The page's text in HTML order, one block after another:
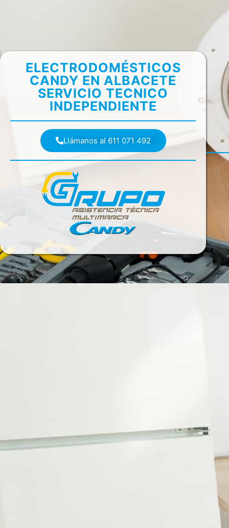
ELECTRODOMÉSTICOS
CANDY EN ALBACETE
SERVICIO TECNICO
INDEPENDIENTE
Llámanos al 611 071 492